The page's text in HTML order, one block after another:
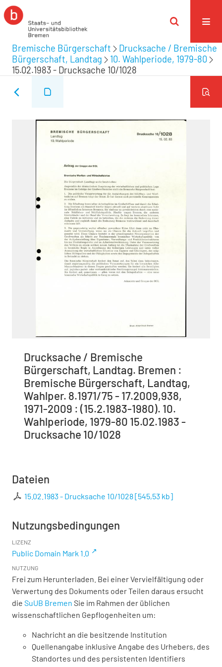
Bremische Bürgerschaft
Drucksache / Bremische
Bürgerschaft, Landtag
10. Wahlperiode, 1979-80
15.02.1983 - Drucksache 10/1028
Drucksache / Bremische
Bürgerschaft, Landtag. Bremen :
Bremische Bürgerschaft, Landtag,
Wahlper. 8.1971/75 - 17.2009,938,
1971-2009 : (15.2.1983-1980). 10.
Wahlperiode, 1979-80 15.02.1983 -
Drucksache 10/1028
Dateien
15.02.1983 - Drucksache 10/1028[545,53 kb]
Nutzungsbedingungen
LIZENZ
Public Domain Mark 1.0
NUTZUNG
Frei zum Herunterladen. Bei einer Vervielfältigung oder
Verwertung des Dokuments oder Teilen daraus ersucht
die SuUB Bremen Sie im Rahmen der üblichen
wissenschaftlichen Gepflogenheiten um:
Nachricht an die besitzende Institution
Quellenangabe inklusive Angabe des Urhebers, des
Standortes und des persistenten Identifiers